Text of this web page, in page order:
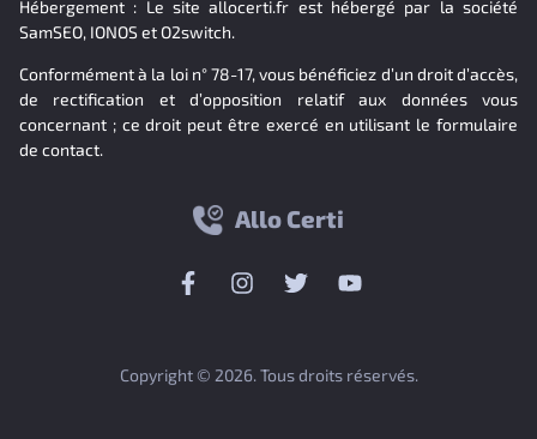
Hébergement : Le site allocerti.fr est hébergé par la société
SamSEO, IONOS et O2switch.
Conformément à la loi n° 78-17, vous bénéficiez d’un droit d’accès,
de rectification et d’opposition relatif aux données vous
concernant ; ce droit peut être exercé en utilisant le formulaire
de contact.
Allo Certi
Copyright © 2026. Tous droits réservés.